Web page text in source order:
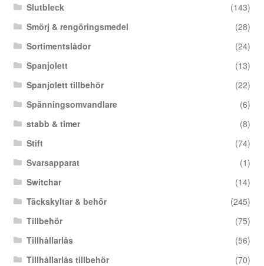
Slutbleck
(143)
Smörj & rengöringsmedel
(28)
Sortimentslådor
(24)
Spanjolett
(13)
Spanjolett tillbehör
(22)
Spänningsomvandlare
(6)
stabb & timer
(8)
Stift
(74)
Svarsapparat
(1)
Switchar
(14)
Täckskyltar & behör
(245)
Tillbehör
(75)
Tillhållarlås
(56)
Tillhållarlås tillbehör
(70)